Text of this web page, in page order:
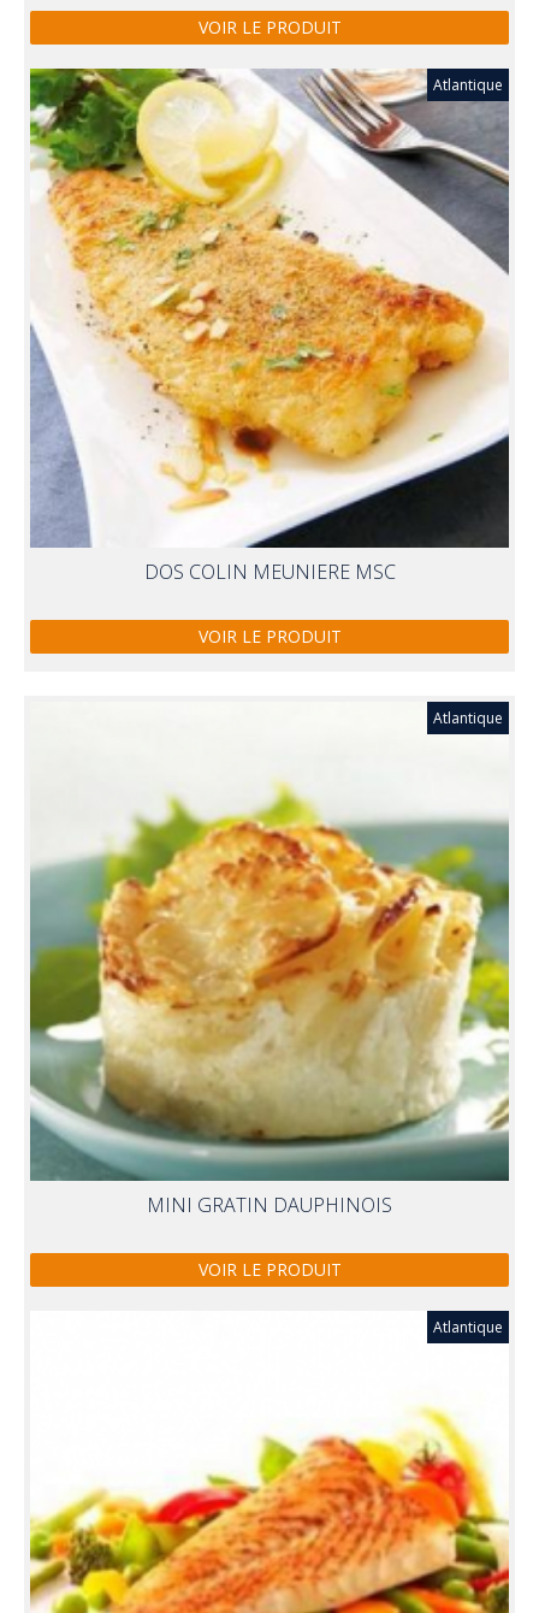
VOIR LE PRODUIT
Atlantique
DOS COLIN MEUNIERE MSC
VOIR LE PRODUIT
Atlantique
MINI GRATIN DAUPHINOIS
VOIR LE PRODUIT
Atlantique